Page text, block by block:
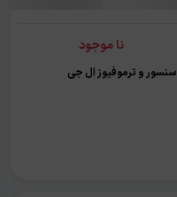
نا موجود
سنسور و ترموفیوز ال جی